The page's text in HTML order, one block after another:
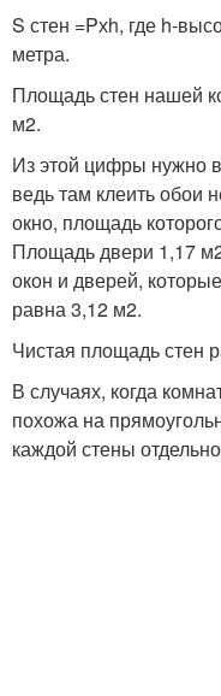
S стен =Pхh, где h-
метра.
Площадь стен нашей
м2.
Из этой цифры нужно
ведь там клеить обои
окно, площадь
Площадь двери 1,17 м
окон и дверей,
равна 3,12 м2.
Чистая площадь стен
В случаях, когда
похожа на
каждой стены